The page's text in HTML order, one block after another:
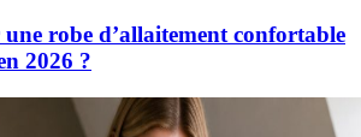
robe d’allaitement confortable
2026 ?